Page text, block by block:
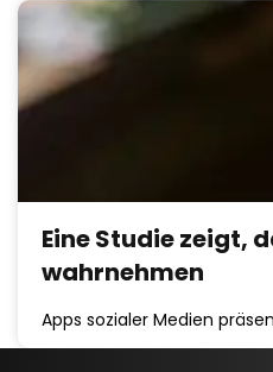
Eine Studie zeigt,
wahrnehmen
Apps sozialer Medien